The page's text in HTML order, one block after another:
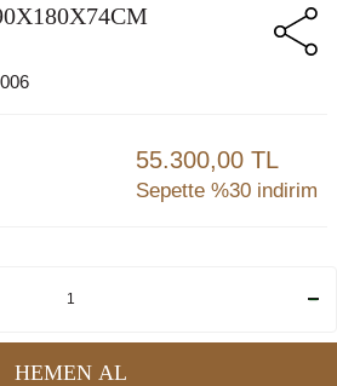
55.300,00 TL
Sepette %30 indirim
HEMEN AL